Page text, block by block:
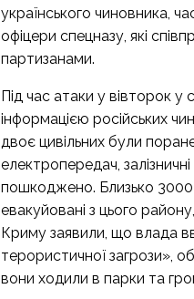
українського чиновника,
офіцери спецназу, які
партизанами.
Під час атаки у вівторок у
інформацією російських
двоє цивільних були
електропередач,
пошкоджено. Близько
евакуйовані з цього
Криму заявили, що влада
терористичної загрози»,
вони ходили в парки та